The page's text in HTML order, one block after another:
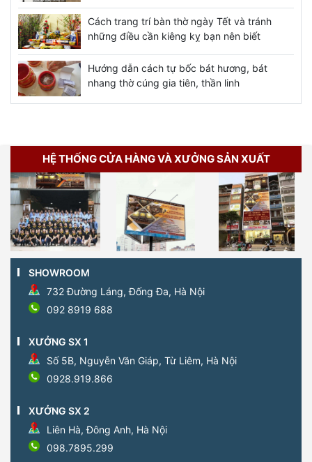
Cách trang trí bàn thờ ngày Tết và tránh
những điều cần kiêng kỵ bạn nên biết
Hướng dẫn cách tự bốc bát hương, bát
nhang thờ cúng gia tiên, thần linh
HỆ THỐNG CỬA HÀNG VÀ XƯỞNG SẢN XUẤT
SHOWROOM
732 Đường Láng, Đống Đa, Hà Nội
092 8919 688
XƯỞNG SX 1
Số 5B, Nguyễn Văn Giáp, Từ Liêm, Hà Nội
0928.919.866
XƯỞNG SX 2
Liên Hà, Đông Anh, Hà Nội
098.7895.299